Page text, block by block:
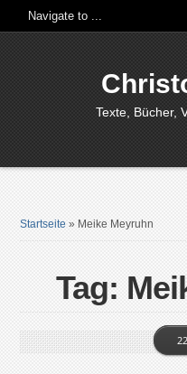
Texte, Bücher,
Startseite » Meike Meyruhn
Tag: